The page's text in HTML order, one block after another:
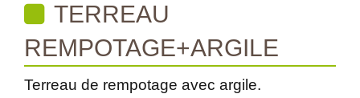
TERREAU
REMPOTAGE+ARGILE
Terreau de rempotage avec argile.